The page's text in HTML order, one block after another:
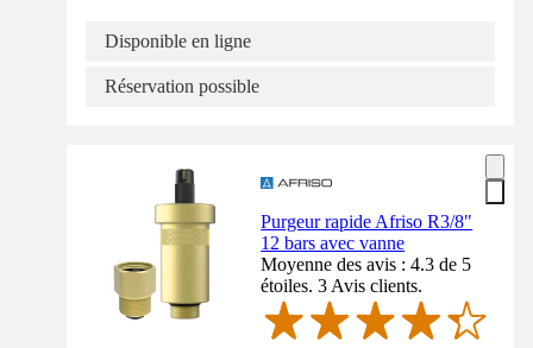
Disponible en ligne
Réservation possible
Purgeur rapide Afriso R3/8"
12 bars avec vanne
Moyenne des avis : 4.3 de 5
étoiles. 3 Avis clients.